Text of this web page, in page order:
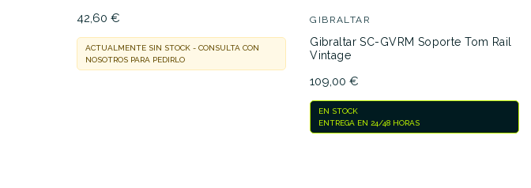
42,60 €
ACTUALMENTE SIN STOCK - CONSULTA CON
NOSOTROS PARA PEDIRLO
GIBRALTAR
Gibraltar SC-GVRM Soporte Tom Rail
Vintage
109,00 €
EN STOCK
ENTREGA EN 24/48 HORAS